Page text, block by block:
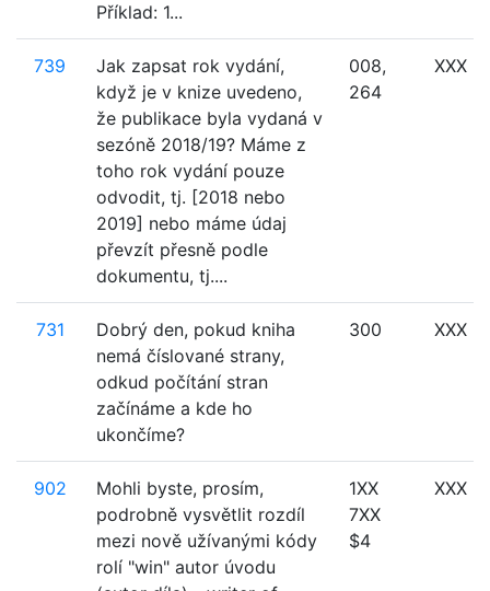
Příklad: 1...
739
Jak zapsat rok vydání,
když je v knize uvedeno,
že publikace byla vydaná v
sezóně 2018/19? Máme z
toho rok vydání pouze
odvodit, tj. [2018 nebo
2019] nebo máme údaj
převzít přesně podle
dokumentu, tj....
008,
264
XXX
731
Dobrý den, pokud kniha
nemá číslované strany,
odkud počítání stran
začínáme a kde ho
ukončíme?
300 XXX
902
Mohli byste, prosím,
podrobně vysvětlit rozdíl
mezi nově užívanými kódy
rolí "win" autor úvodu
1XX
7XX
$4
XXX